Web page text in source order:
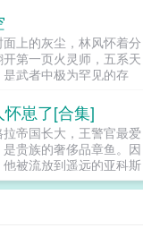
下巴。餐饮帝国老板。
天医术神医她身上的马
更有五个哥哥宠她上
集团总裁曾扬言，绝对
谁知在相处中，被她身
上的巴掌。傲慢总裁摇
为宠她如命忠犬舔狗，竟
感。叶云希却冷酷如常
喜欢我吗？...
上的灰尘，林风怀着分
第一页火灵师，五系天
是武者中极为罕见的存
上武者之路。这是一个浩
界，这是一个星空最强
。一人，一火，炼尽星
词火炼星空无弹窗火炼
载火炼星空最新章节阅
怀崽了[合集]
帝国长大，王警官最爱
贵族的奢侈品章鱼。因
被流放到遥远的亚科斯
产章鱼。刚到第一天，
。法医诊断死因非人
自某种纲足科海洋软体